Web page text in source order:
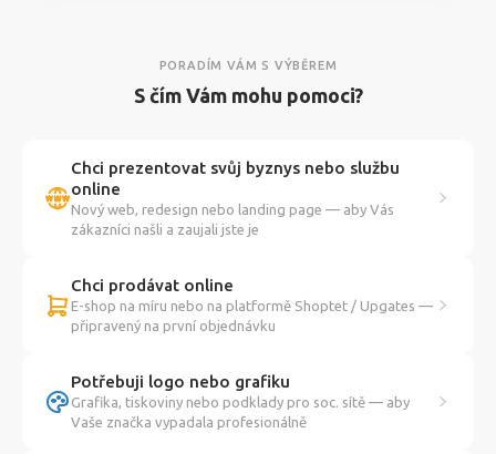
PORADÍM VÁM S VÝBĚREM
S čím Vám mohu pomoci?
Chci prezentovat svůj byznys nebo službu
online
Nový web, redesign nebo landing page — aby Vás
zákazníci našli a zaujali jste je
Chci prodávat online
E-shop na míru nebo na platformě Shoptet / Upgates —
připravený na první objednávku
Potřebuji logo nebo grafiku
Grafika, tiskoviny nebo podklady pro soc. sítě — aby
Vaše značka vypadala profesionálně